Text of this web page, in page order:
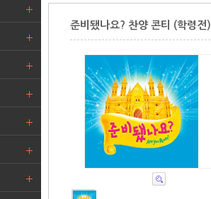
준비됐나요? 찬양 콘티 (학령전)